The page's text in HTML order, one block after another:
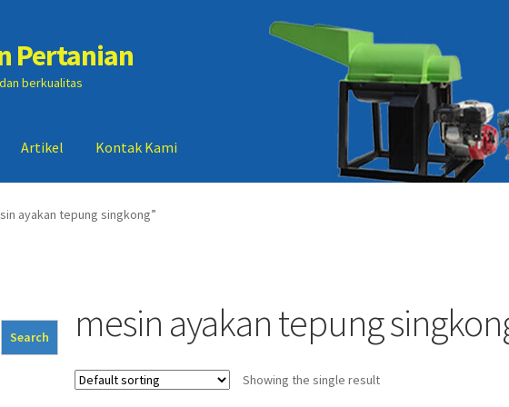
Pertanian
berkualitas
Artikel Kontak Kami
Kontak Kami My accountSample Page
ayakan tepung singkong”
mesin ayakan tepung
Showing the single result
Search